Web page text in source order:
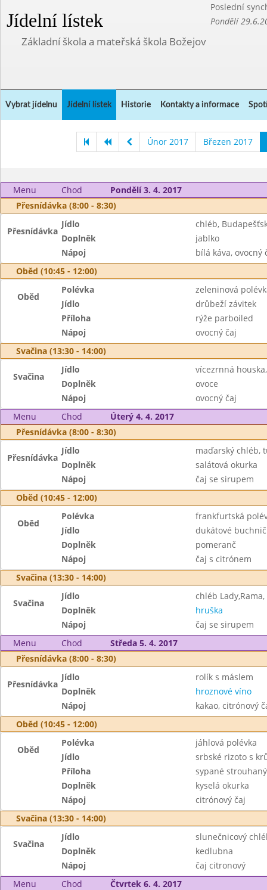
Jídelní lístek
Poslední
Pondělí
Základní škola a mateřská škola Božejov
Vybrat jídelnu Jídelní lístek Historie Kontakty a informace
Únor 2017 Březen 2017
Menu Chod
Pondělí 3. 4. 2017
Přesnídávka (8:00 - 8:30)
Přesnídávka
Jídlo
chléb,
Doplněk
jablko
Nápoj
bílá káva, ovocný
Oběd (10:45 - 12:00)
Oběd
Polévka
zeleninová
Jídlo
drůbeží závitek
Příloha
rýže parboiled
Nápoj
ovocný čaj
Svačina (13:30 - 14:00)
Svačina
Jídlo
vícezrnná
Doplněk
ovoce
Nápoj
ovocný čaj
Menu
Chod
Úterý 4. 4. 2017
Přesnídávka (8:00 - 8:30)
Přesnídávka
Jídlo
maďarský chléb,
Doplněk
salátová okurka
Nápoj
čaj se sirupem
Oběd (10:45 - 12:00)
Oběd
Polévka
frankfurtská
Jídlo
dukátové
Doplněk
pomeranč
Nápoj
čaj s citrónem
Svačina (13:30 - 14:00)
Svačina
Jídlo
chléb
Doplněk
hruška
Nápoj
čaj se sirupem
Menu
Chod
Středa 5. 4. 2017
Přesnídávka (8:00 - 8:30)
Přesnídávka
Jídlo
rolík s máslem
Doplněk
hroznové víno
Nápoj
kakao, citrónový
Oběd (10:45 - 12:00)
Oběd
Polévka
jáhlová polévka
Jídlo
srbské rizoto s
Příloha
sypané
Doplněk
kyselá okurka
Nápoj
citrónový čaj
Svačina (13:30 - 14:00)
Svačina
Jídlo
slunečnicový
Doplněk
kedlubna
Nápoj
čaj citronový
Menu
Chod
Čtvrtek 6. 4. 2017